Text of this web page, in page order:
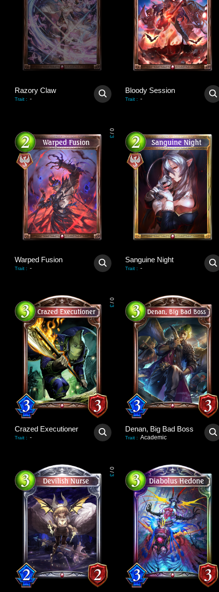
Razory Claw
Trait : -
Bloody Session
Trait : -
0
/
3
Warped Fusion
Trait : -
Sanguine Night
Trait : -
0
/
3
Crazed Executioner
Trait : -
Denan, Big Bad Boss
Trait : Academic
0
/
3